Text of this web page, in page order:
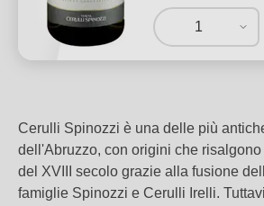
1
Cerulli Spinozzi è una delle più
dell'Abruzzo, con origini che
del XVIII secolo grazie alla fusione
famiglie Spinozzi e Cerulli Irelli.